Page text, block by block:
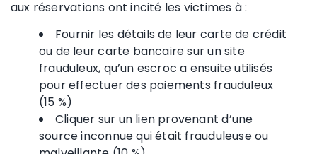
aux réservations ont incité les victimes à :
Fournir les détails de leur carte de crédit
ou de leur carte bancaire sur un site
frauduleux, qu’un escroc a ensuite utilisés
pour effectuer des paiements frauduleux
(15 %)
Cliquer sur un lien provenant d’une
source inconnue qui était frauduleuse ou